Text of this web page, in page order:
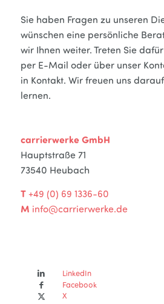
Sie haben Fragen zu unseren
wünschen eine persönliche
wir Ihnen weiter. Treten Sie
per E-Mail oder über unser
in Kontakt. Wir freuen uns
lernen.
carrierwerke GmbH
Hauptstraße 71
73540 Heubach
T +49 (0) 69 1336-60
M info@carrierwerke.de
LinkedIn
Facebook
X